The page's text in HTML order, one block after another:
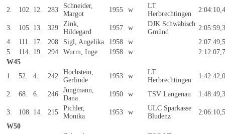
2. 102. 12. 283
Schneider,
Margot
1955 w
LT
Herbrechtingen
3. 105. 13. 329
Zink,
Hildegard
1957 w
DJK Schwäbisch
Gmünd
4.
111. 17. 208 Sigl, Angelika 1958 w
5.
114. 19. 294 Wurm, Inge 1958 w
W45
1.
52. 4. 242
Hochstein,
Gerlinde
1953 w
LT
Herbrechtingen
2. 68. 6. 246
Jungmann,
Dana
1950 w TSV Langenau
3. 108. 14. 215
Pichler,
Monika
1953 w
ULC Sparkasse
Bludenz
W50